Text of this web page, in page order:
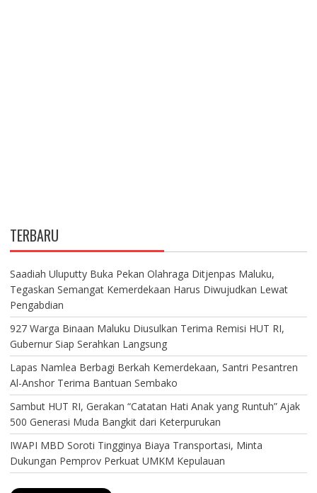
TERBARU
Saadiah Uluputty Buka Pekan Olahraga Ditjenpas Maluku,
Tegaskan Semangat Kemerdekaan Harus Diwujudkan Lewat
Pengabdian
927 Warga Binaan Maluku Diusulkan Terima Remisi HUT RI,
Gubernur Siap Serahkan Langsung
Lapas Namlea Berbagi Berkah Kemerdekaan, Santri Pesantren
Al-Anshor Terima Bantuan Sembako
Sambut HUT RI, Gerakan “Catatan Hati Anak yang Runtuh” Ajak
500 Generasi Muda Bangkit dari Keterpurukan
IWAPI MBD Soroti Tingginya Biaya Transportasi, Minta
Dukungan Pemprov Perkuat UMKM Kepulauan